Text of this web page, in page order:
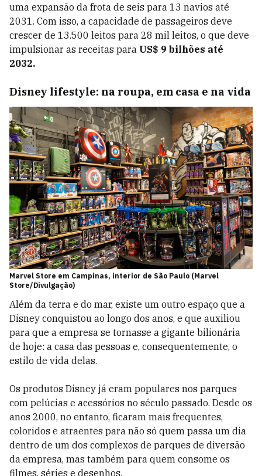
uma expansão da frota de seis para 13 navios até
2031. Com isso, a capacidade de passageiros deve
crescer de 13.500 leitos para 28 mil leitos, o que deve
impulsionar as receitas para US$ 9 bilhões até
2032.
Disney lifestyle: na roupa, em casa e na vida
Marvel Store em Campinas, interior de São Paulo (Marvel
Store/Divulgação)
Além da terra e do mar, existe um outro espaço que a
Disney conquistou ao longo dos anos, e que auxiliou
para que a empresa se tornasse a gigante bilionária
de hoje: a casa das pessoas e, consequentemente, o
estilo de vida delas.
Os produtos Disney já eram populares nos parques
com pelúcias e acessórios no século passado. Desde os
anos 2000, no entanto, ficaram mais frequentes,
coloridos e atraentes para não só quem passa um dia
dentro de um dos complexos de parques de diversão
da empresa, mas também para quem consome os
filmes, séries e desenhos.